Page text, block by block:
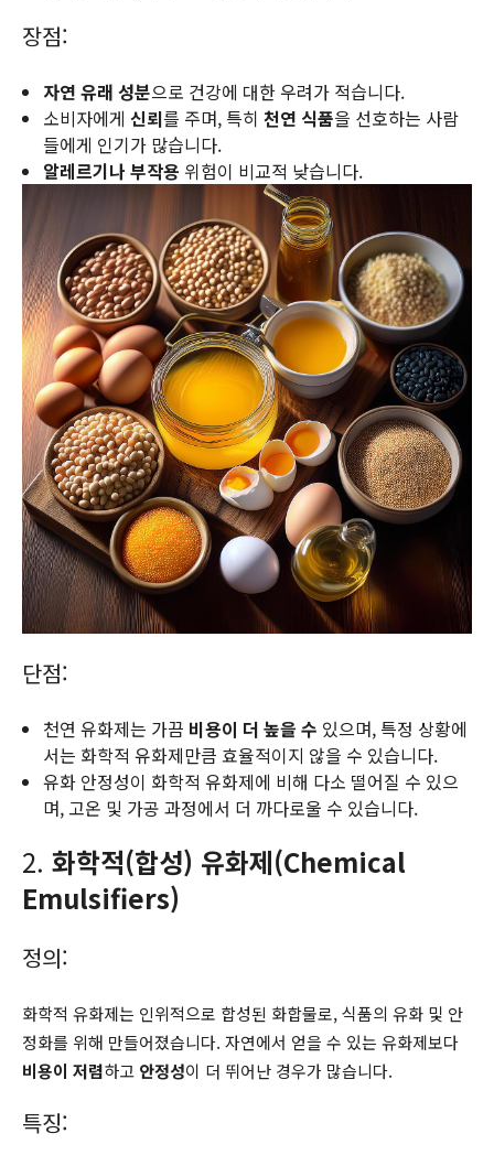
장점:
자연 유래 성분으로 건강에 대한 우려가 적습니다.
소비자에게 신뢰를 주며, 특히 천연 식품을 선호하는 사람
들에게 인기가 많습니다.
알레르기나 부작용 위험이 비교적 낮습니다.
단점:
천연 유화제는 가끔 비용이 더 높을 수 있으며, 특정 상황에
서는 화학적 유화제만큼 효율적이지 않을 수 있습니다.
유화 안정성이 화학적 유화제에 비해 다소 떨어질 수 있으
며, 고온 및 가공 과정에서 더 까다로울 수 있습니다.
2. 화학적(합성) 유화제(Chemical
Emulsifiers)
정의:
화학적 유화제는 인위적으로 합성된 화합물로, 식품의 유화 및 안
정화를 위해 만들어졌습니다. 자연에서 얻을 수 있는 유화제보다
비용이 저렴하고 안정성이 더 뛰어난 경우가 많습니다.
특징: